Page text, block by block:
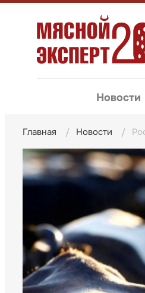
Новости
Главная Новости